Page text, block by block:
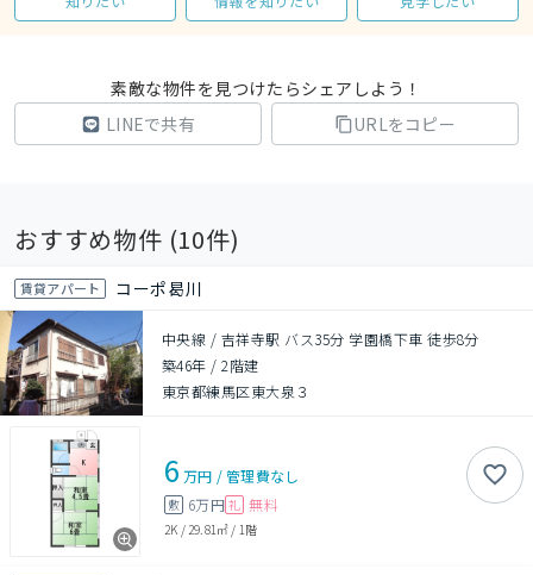
素敵な物件を見つけたらシェアしよう！
LINEで共有
URLをコピー
おすすめ物件 (10件)
賃貸アパート コーポ曷川
中央線 / 吉祥寺駅 バス35分 学園橋下車 徒歩8分
築46年 /2階建
東京都練馬区東大泉３
6 万円 /管理費なし
敷 6万円 礼 無料
2K / 29.81㎡ / 1階